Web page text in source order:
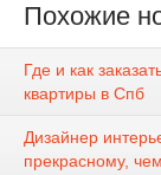
Похожие
Где и как
квартиры в Спб
Дизайнер
прекрасному,